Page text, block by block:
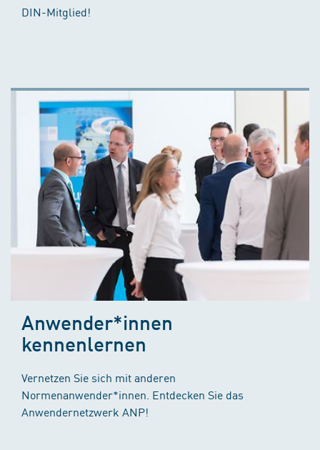
DIN-Mitglied!
Anwender*innen
kennenlernen
Vernetzen Sie sich mit anderen
Normenanwender*innen. Entdecken Sie das
Anwendernetzwerk ANP!